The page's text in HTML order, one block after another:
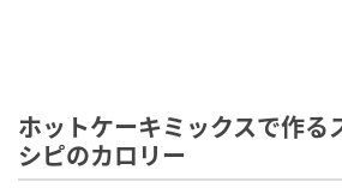
ホットケーキミックスで作る
シピのカロリー